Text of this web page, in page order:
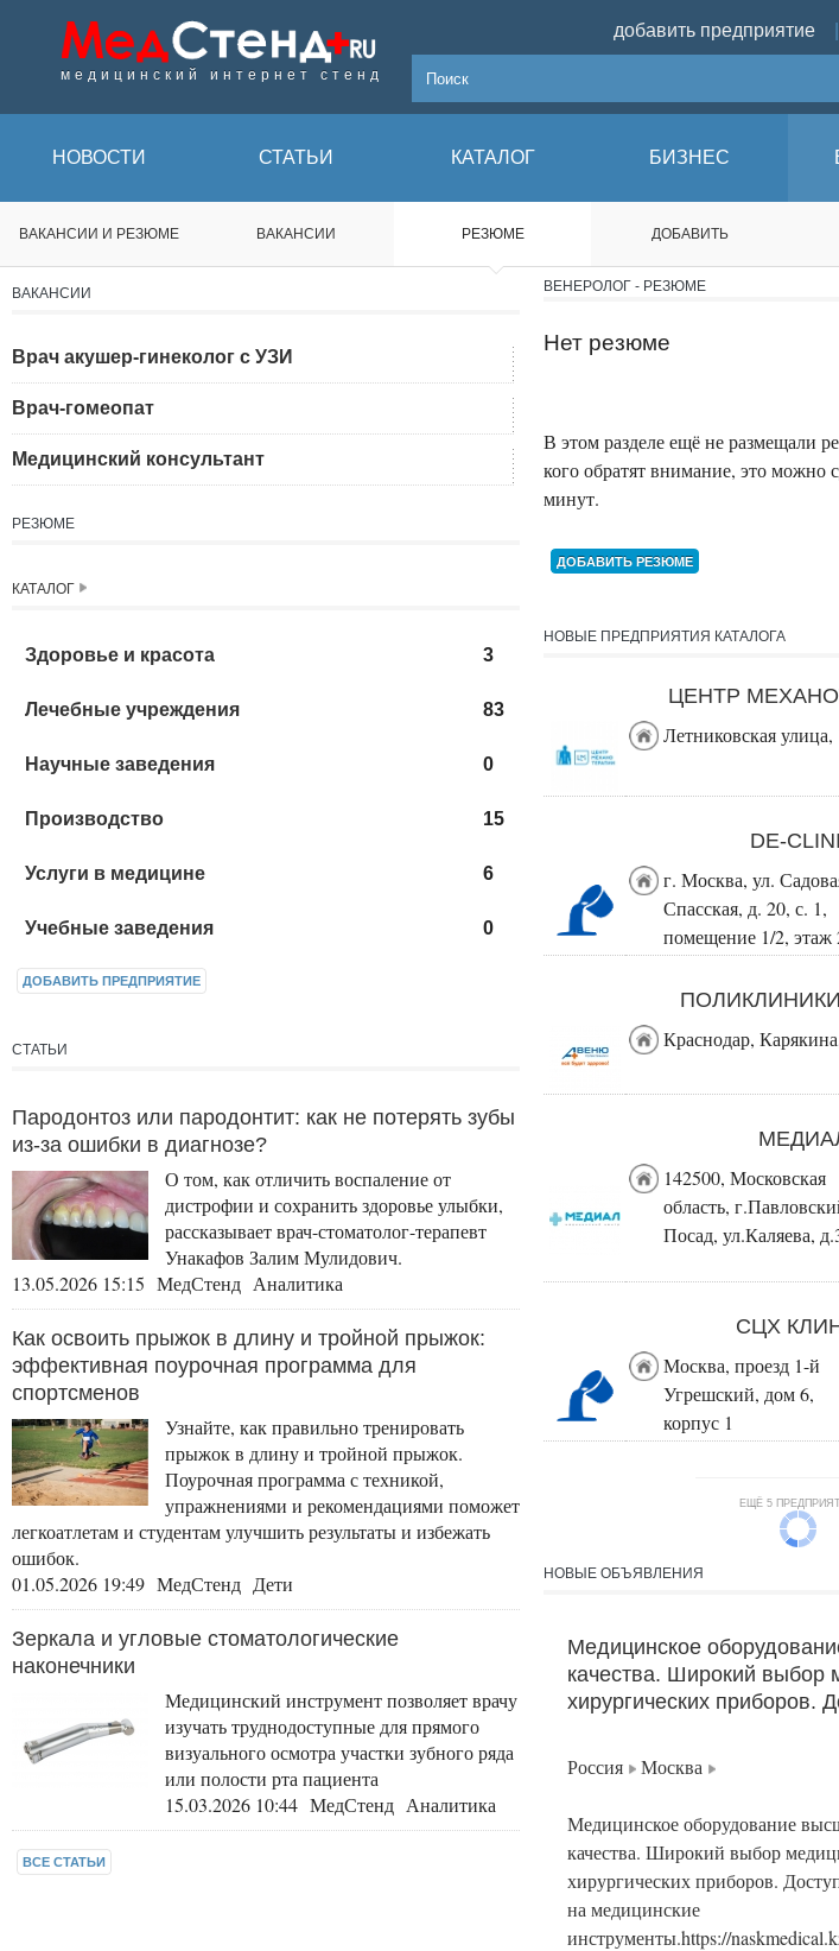
медицинский интернет стенд
добавить предприятие
НОВОСТИ СТАТЬИ КАТАЛОГ БИЗНЕС
ВАКАНСИИ И РЕЗЮМЕ ВАКАНСИИ РЕЗЮМЕ ДОБАВИТЬ
ВАКАНСИИ
Врач акушер-гинеколог с УЗИ
Врач-гомеопат
Медицинский консультант
РЕЗЮМЕ
КАТАЛОГ
Здоровье и красота 3
Лечебные учреждения 83
Научные заведения 0
Производство 15
Услуги в медицине 6
Учебные заведения 0
ДОБАВИТЬ ПРЕДПРИЯТИЕ
СТАТЬИ
Пародонтоз или пародонтит: как не потерять зубы
из-за ошибки в диагнозе?
О том, как отличить воспаление от
дистрофии и сохранить здоровье улыбки,
рассказывает врач-стоматолог-терапевт
Унакафов Залим Мулидович.
13.05.2026 15:15 МедСтенд Аналитика
Как освоить прыжок в длину и тройной прыжок:
эффективная поурочная программа для
спортсменов
Узнайте, как правильно тренировать
прыжок в длину и тройной прыжок.
Поурочная программа с техникой,
упражнениями и рекомендациями поможет
легкоатлетам и студентам улучшить результаты и избежать
ошибок.
01.05.2026 19:49 МедСтенд Дети
Зеркала и угловые стоматологические
наконечники
Медицинский инструмент позволяет врачу
изучать труднодоступные для прямого
визуального осмотра участки зубного ряда
или полости рта пациента
15.03.2026 10:44 МедСтенд Аналитика
ВСЕ СТАТЬИ
ВЕНЕРОЛОГ - РЕЗЮМЕ
Нет резюме
В этом разделе ещё не размещали
кого обратят внимание, это можно
минут.
ДОБАВИТЬ РЕЗЮМЕ
НОВЫЕ ПРЕДПРИЯТИЯ КАТАЛОГА
ЦЕНТР
Летниковская улица,
DE-
г. Москва, ул.
Спасская, д. 20, с. 1,
помещение 1/2, этаж
Краснодар,
142500, Московская
область,
Посад, ул.Каляева,
СЦХ
Москва, проезд 1-й
Угрешский, дом 6,
корпус 1
ЕЩЁ 5
НОВЫЕ ОБЪЯВЛЕНИЯ
Медицинское
качества. Широкий выбор
хирургических приборов.
Россия Москва
Медицинское оборудование
качества. Широкий выбор
хирургических приборов.
на медицинские
инструменты.https://